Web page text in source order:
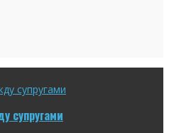
супругами